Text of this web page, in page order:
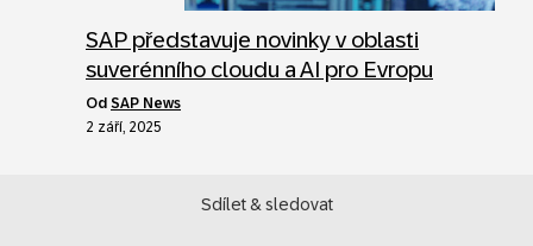
SAP představuje novinky v oblasti
suverénního cloudu a AI pro Evropu
od SAP News
2 září, 2025
Sdílet & sledovat